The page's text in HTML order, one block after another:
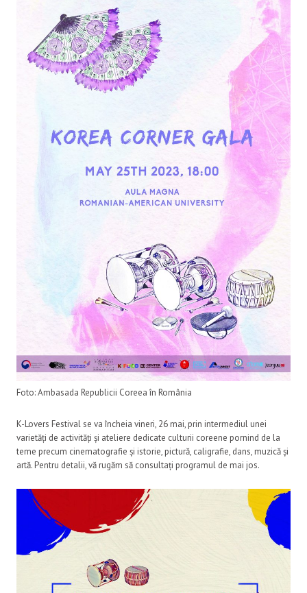
Foto: Ambasada Republicii Coreea în România
K-Lovers Festival se va încheia vineri, 26 mai, prin intermediul unei
varietăți de activități și ateliere dedicate culturii coreene pornind de la
teme precum cinematografie și istorie, pictură, caligrafie, dans, muzică și
artă. Pentru detalii, vă rugăm să consultați programul de mai jos.